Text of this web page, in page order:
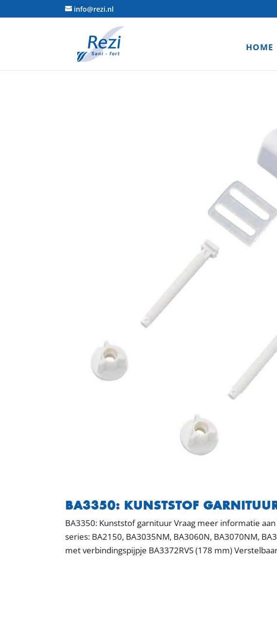
info@rezi.nl
HOME
BA3350: KUNSTSTOF
BA3350: Kunststof garnituur Vraag meer informatie
series: BA2150, BA3035NM, BA3060N, BA3070NM,
met verbindingspijpje BA3372RVS (178 mm)